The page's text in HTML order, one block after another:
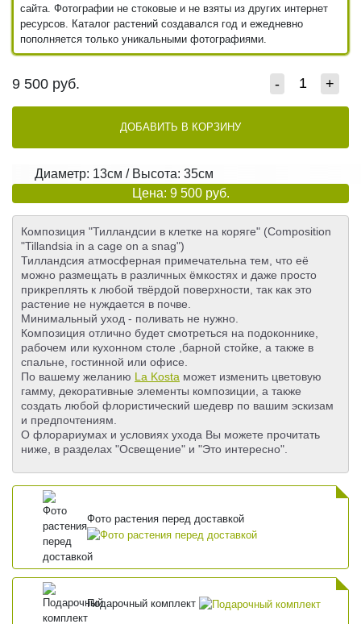
сайта. Фотографии не стоковые и не взяты из других интернет
ресурсов. Каталог растений создавался год и ежедневно
пополняется только уникальными фотографиями.
9 500 руб. - +
ДОБАВИТЬ В КОРЗИНУ
Диаметр: 13см / Высота: 35см
Цена: 9 500 руб.
Композиция "Тилландсии в клетке на коряге" (Composition
"Tillandsia in a cage on a snag")
Тилландсия атмосферная примечательна тем, что её
можно размещать в различных ёмкостях и даже просто
прикреплять к любой твёрдой поверхности, так как это
растение не нуждается в почве.
Минимальный уход - поливать не нужно.
Композиция отлично будет смотреться на подоконнике,
рабочем или кухонном столе ,барной стойке, а также в
спальне, гостинной или офисе.
По вашему желанию La Kosta может изменить цветовую
гамму, декоративные элементы композиции, а также
создать любой флористический шедевр по вашим эскизам
и предпочтениям.
О флорариумах и условиях ухода Вы можете прочитать
ниже, в разделах "Освещение" и "Это интересно".
Фото растения перед доставкой
Подарочный комплект